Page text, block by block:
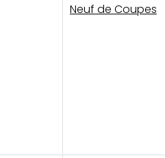
Neuf de Coupes